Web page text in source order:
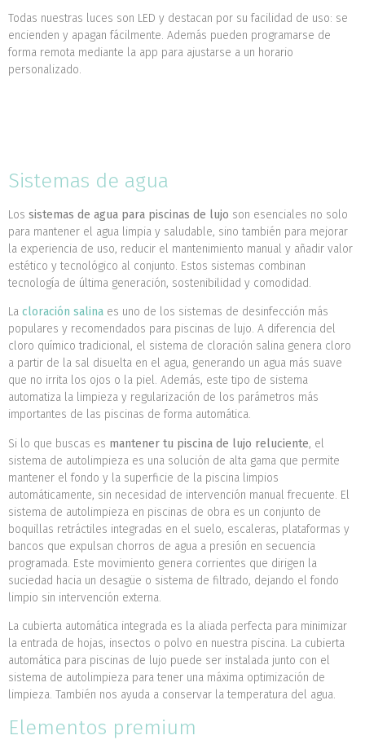
Todas nuestras luces son LED y destacan por su facilidad de uso: se
encienden y apagan fácilmente. Además pueden programarse de
forma remota mediante la app para ajustarse a un horario
personalizado.
Sistemas de agua
Los sistemas de agua para piscinas de lujo son esenciales no solo
para mantener el agua limpia y saludable, sino también para mejorar
la experiencia de uso, reducir el mantenimiento manual y añadir valor
estético y tecnológico al conjunto. Estos sistemas combinan
tecnología de última generación, sostenibilidad y comodidad.
La cloración salina es uno de los sistemas de desinfección más
populares y recomendados para piscinas de lujo. A diferencia del
cloro químico tradicional, el sistema de cloración salina genera cloro
a partir de la sal disuelta en el agua, generando un agua más suave
que no irrita los ojos o la piel. Además, este tipo de sistema
automatiza la limpieza y regularización de los parámetros más
importantes de las piscinas de forma automática.
Si lo que buscas es mantener tu piscina de lujo reluciente, el
sistema de autolimpieza es una solución de alta gama que permite
mantener el fondo y la superficie de la piscina limpios
automáticamente, sin necesidad de intervención manual frecuente. El
sistema de autolimpieza en piscinas de obra es un conjunto de
boquillas retráctiles integradas en el suelo, escaleras, plataformas y
bancos que expulsan chorros de agua a presión en secuencia
programada. Este movimiento genera corrientes que dirigen la
suciedad hacia un desagüe o sistema de filtrado, dejando el fondo
limpio sin intervención externa.
La cubierta automática integrada es la aliada perfecta para minimizar
la entrada de hojas, insectos o polvo en nuestra piscina. La cubierta
automática para piscinas de lujo puede ser instalada junto con el
sistema de autolimpieza para tener una máxima optimización de
limpieza. También nos ayuda a conservar la temperatura del agua.
Elementos premium